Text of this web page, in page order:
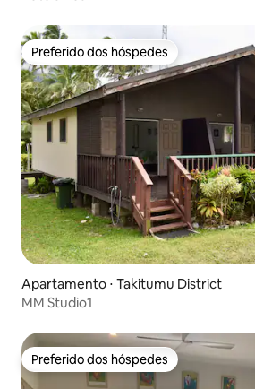
Preferido dos hóspedes
Preferido dos hóspedes
Apartamento ⋅ Takitumu District
MM Studio1
Preferido dos hóspedes
Preferido dos hóspedes